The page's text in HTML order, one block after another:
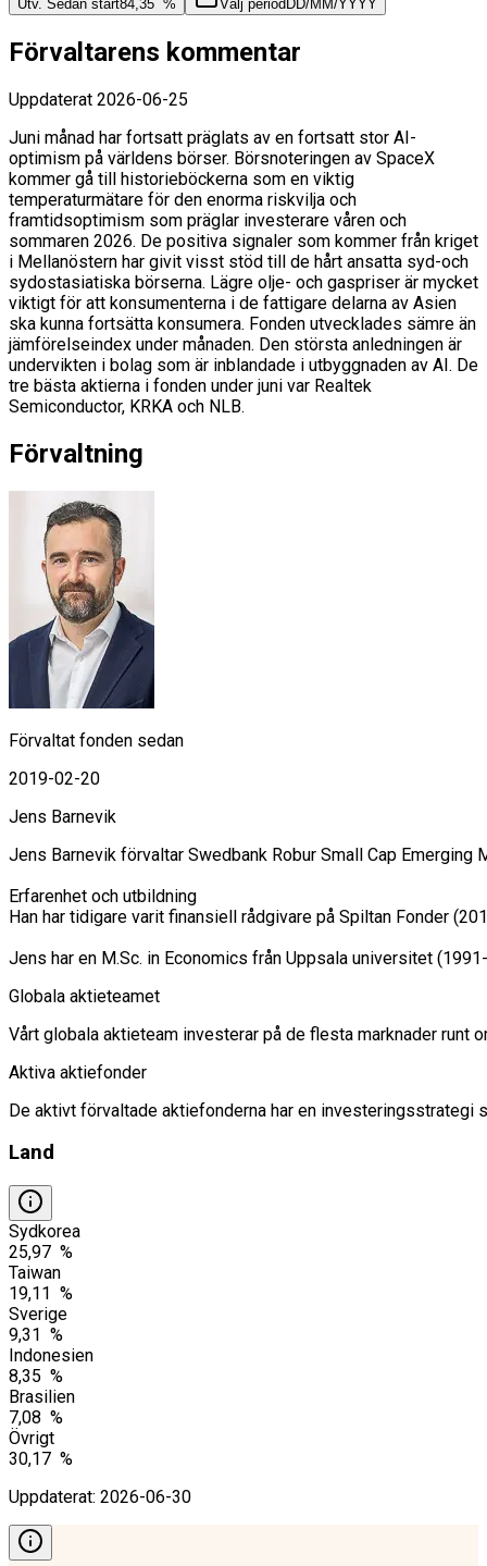
Utv. Sedan start84,35 % Välj period DD/MM/YYYY
Förvaltarens kommentar
Uppdaterat 2026-06-25
Juni månad har fortsatt präglats av en fortsatt stor AI-
optimism på världens börser. Börsnoteringen av SpaceX
kommer gå till historieböckerna som en viktig
temperaturmätare för den enorma riskvilja och
framtidsoptimism som präglar investerare våren och
sommaren 2026. De positiva signaler som kommer från kriget
i Mellanöstern har givit visst stöd till de hårt ansatta syd-och
sydostasiatiska börserna. Lägre olje- och gaspriser är mycket
viktigt för att konsumenterna i de fattigare delarna av Asien
ska kunna fortsätta konsumera. Fonden utvecklades sämre än
jämförelseindex under månaden. Den största anledningen är
undervikten i bolag som är inblandade i utbyggnaden av AI. De
tre bästa aktierna i fonden under juni var Realtek
Semiconductor, KRKA och NLB.
Förvaltning
Förvaltat fonden sedan
2019-02-20
Jens Barnevik
Jens Barnevik förvaltar Swedbank Robur Small Cap
Erfarenhet och utbildning
Han har tidigare varit finansiell rådgivare på Spiltan Fonder
Jens har en M.Sc. in Economics från Uppsala universitet
Globala aktieteamet
Vårt globala aktieteam investerar på de flesta marknader runt
Aktiva aktiefonder
De aktivt förvaltade aktiefonderna har en investeringsstrategi
Land
Sydkorea
25,97 %
Taiwan
19,11 %
Sverige
9,31 %
Indonesien
8,35 %
Brasilien
7,08 %
Övrigt
30,17 %
Uppdaterat: 2026-06-30